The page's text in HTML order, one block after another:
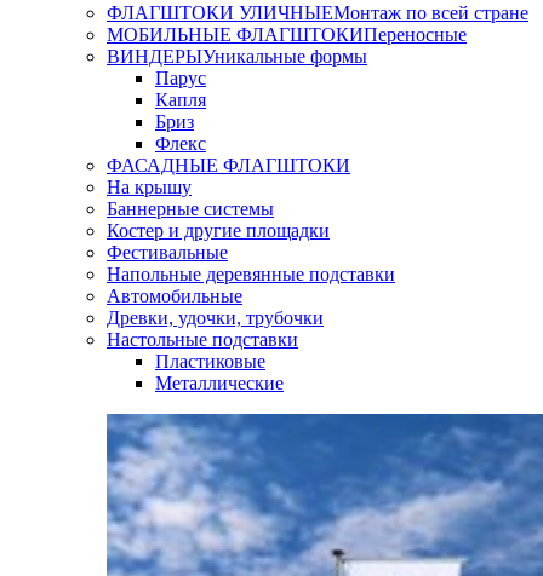
ФЛАГШТОКИ УЛИЧНЫЕМонтаж по всей стране
МОБИЛЬНЫЕ ФЛАГШТОКИПереносные
ВИНДЕРЫУникальные формы
Парус
Капля
Бриз
Флекс
ФАСАДНЫЕ ФЛАГШТОКИ
На крышу
Баннерные системы
Костер и другие площадки
Фестивальные
Напольные деревянные подставки
Автомобильные
Древки, удочки, трубочки
Настольные подставки
Пластиковые
Металлические